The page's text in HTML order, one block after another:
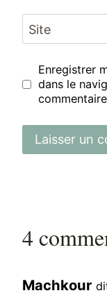
Site
Enregistrer
dans le
4
Machkour